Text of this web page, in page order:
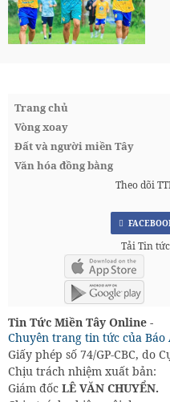
Trang chủ
Vòng xoay
Đất và người miền Tây
Văn hóa đồng bằng
Theo dõi
Tải Tin
Tin Tức Miền Tây Online -
Chuyên trang tin tức của Báo
Giấy phép số 74/GP-CBC, do
Chịu trách nhiệm xuất bản:
Giám đốc LÊ VĂN CHUYỂN.